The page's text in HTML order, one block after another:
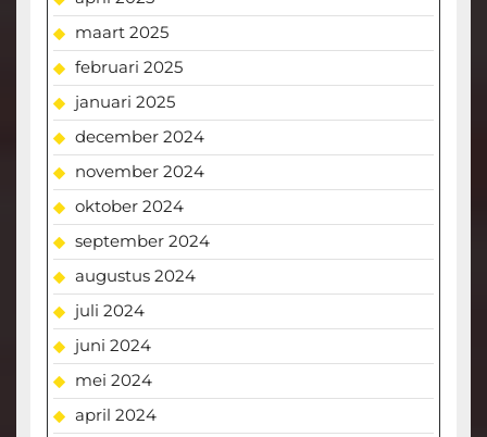
maart 2025
februari 2025
januari 2025
december 2024
november 2024
oktober 2024
september 2024
augustus 2024
juli 2024
juni 2024
mei 2024
april 2024